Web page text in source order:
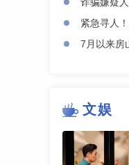
紧急寻人
文娱